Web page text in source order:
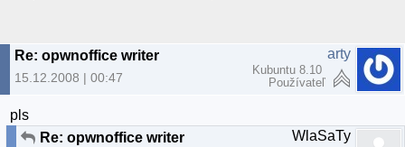
Re: opwnoffice writer
15.12.2008 | 00:47
arty
Kubuntu 8.10
Používateľ
pls
Re: opwnoffice writer
WlaSaTy